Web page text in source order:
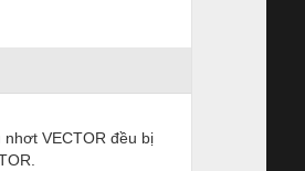
VECTOR đều bị